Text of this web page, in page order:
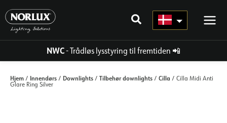
indhold
NWC- Trådløs lysstyring til fremtiden 📲
Hjem / Innendørs / Downlights / Tilbehør downlights / Cilla / Cilla Midi Anti
Glare Ring Silver